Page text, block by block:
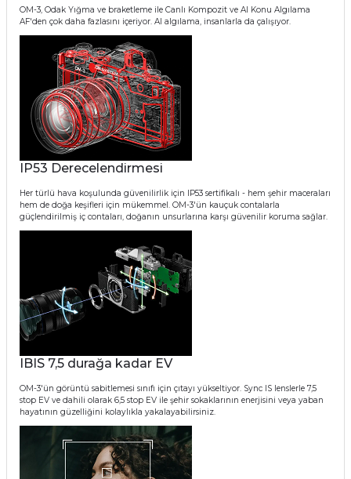
OM-3, Odak Yığma ve braketleme ile Canlı Kompozit ve AI Konu Algılama
AF'den çok daha fazlasını içeriyor. AI algılama, insanlarla da çalışıyor.
IP53 Derecelendirmesi
Her türlü hava koşulunda güvenilirlik için IP53 sertifikalı - hem şehir maceraları
hem de doğa keşifleri için mükemmel. OM-3'ün kauçuk contalarla
güçlendirilmiş iç contaları, doğanın unsurlarına karşı güvenilir koruma sağlar.
IBIS 7,5 durağa kadar EV
OM-3'ün görüntü sabitlemesi sınıfı için çıtayı yükseltiyor. Sync IS lenslerle 7,5
stop EV ve dahili olarak 6,5 stop EV ile şehir sokaklarının enerjisini veya yaban
hayatının güzelliğini kolaylıkla yakalayabilirsiniz.